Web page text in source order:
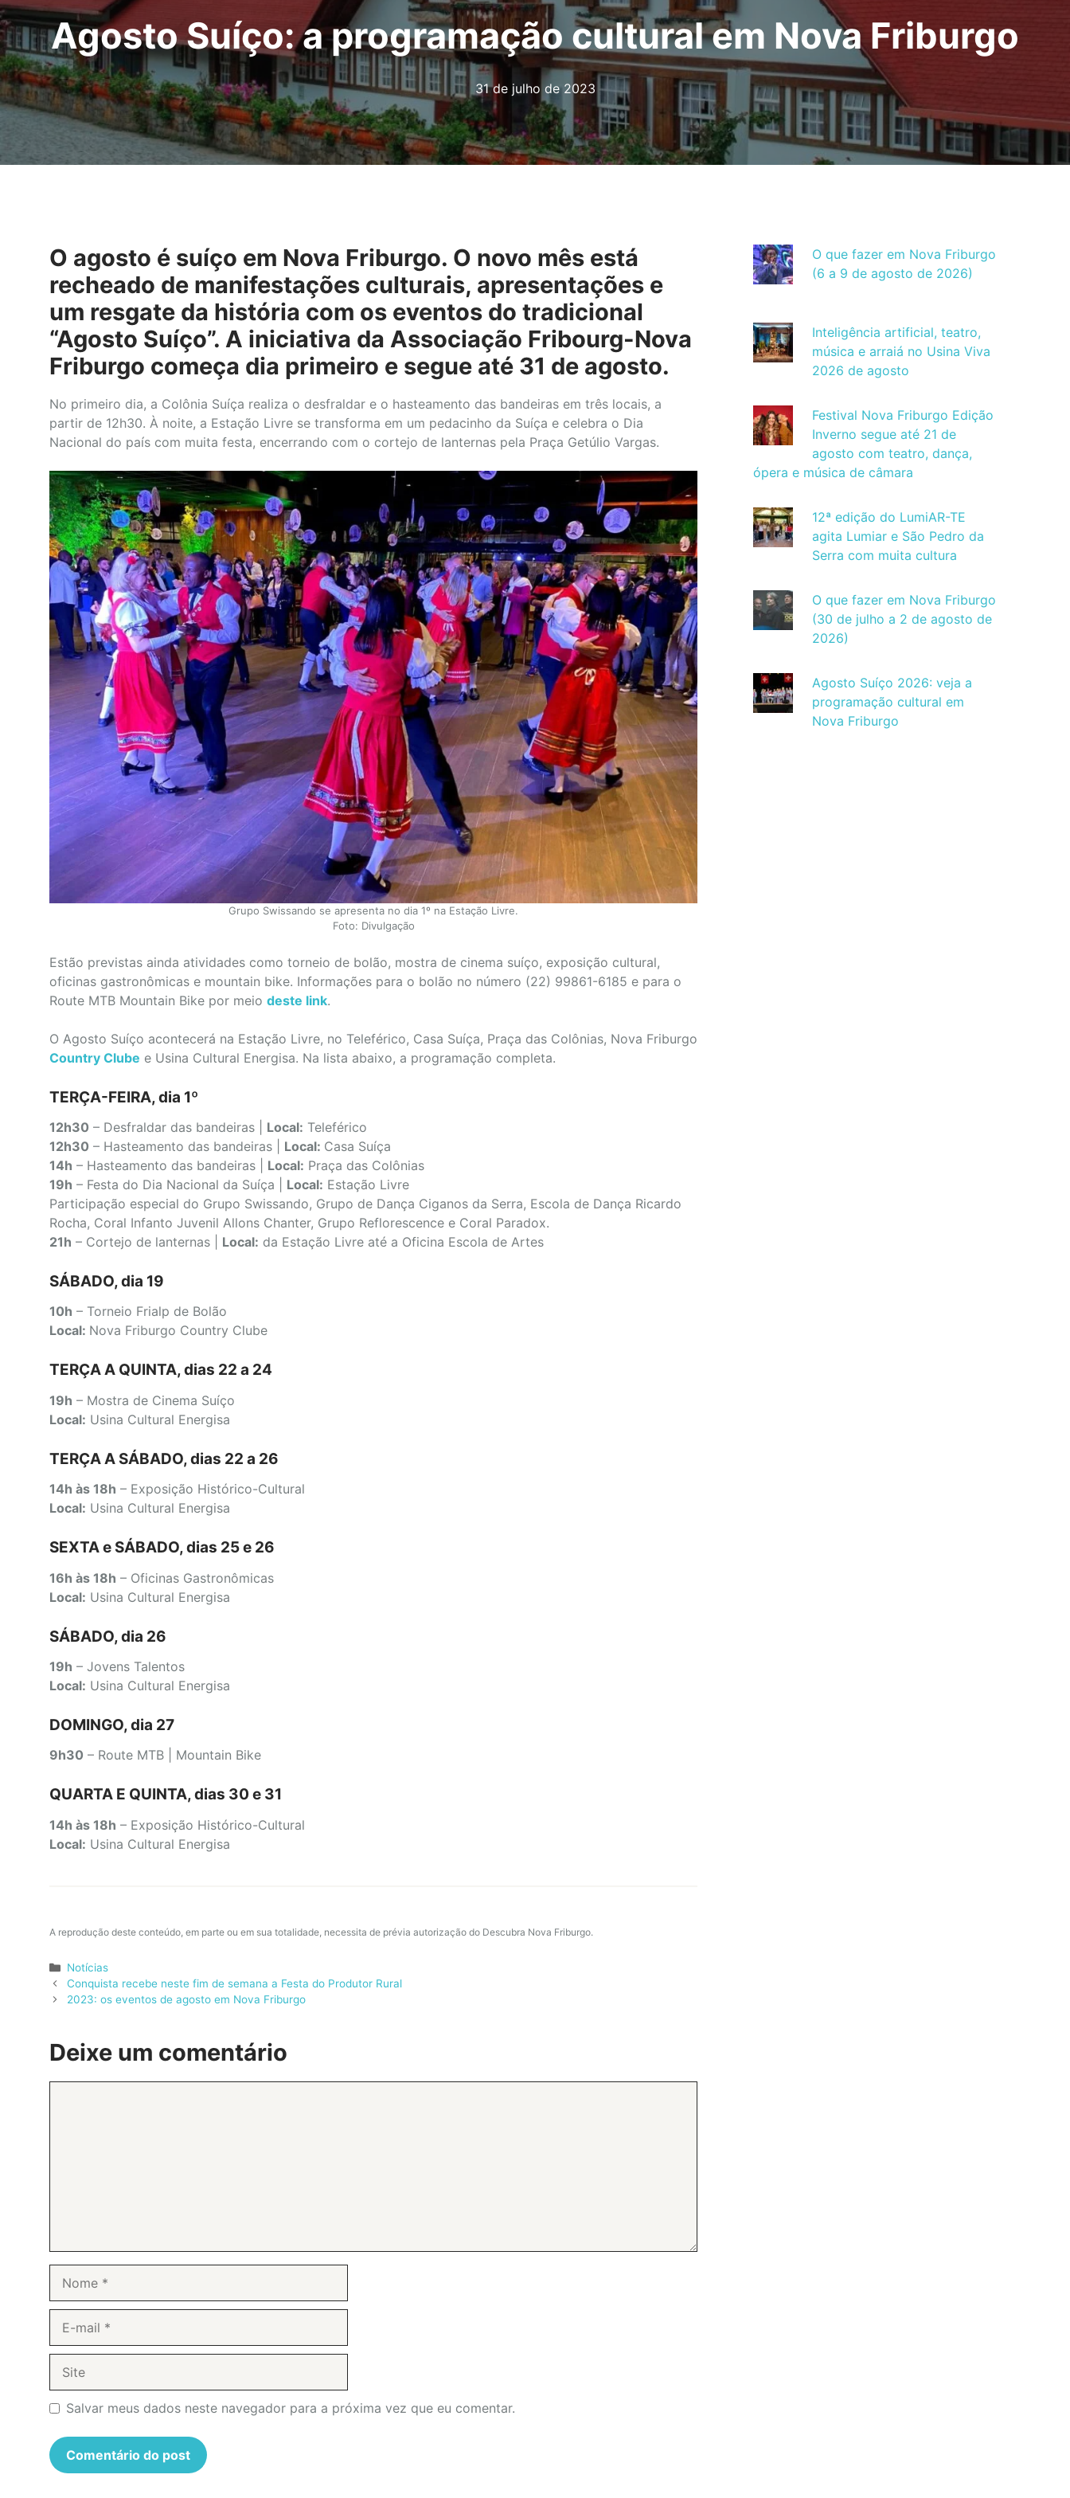
Agosto Suíço: a programação cultural em Nova Friburgo
31 de julho de 2023
O agosto é suíço em Nova Friburgo. O novo mês está
recheado de manifestações culturais, apresentações e
um resgate da história com os eventos do tradicional
“Agosto Suíço”. A iniciativa da Associação Fribourg-Nova
Friburgo começa dia primeiro e segue até 31 de agosto.
No primeiro dia, a Colônia Suíça realiza o desfraldar e o hasteamento das bandeiras em três locais, a
partir de 12h30. À noite, a Estação Livre se transforma em um pedacinho da Suíça e celebra o Dia
Nacional do país com muita festa, encerrando com o cortejo de lanternas pela Praça Getúlio Vargas.
Grupo Swissando se apresenta no dia 1º na Estação Livre.
Foto: Divulgação
Estão previstas ainda atividades como torneio de bolão, mostra de cinema suíço, exposição cultural,
oficinas gastronômicas e mountain bike. Informações para o bolão no número (22) 99861-6185 e para o
Route MTB Mountain Bike por meio deste link.
O Agosto Suíço acontecerá na Estação Livre, no Teleférico, Casa Suíça, Praça das Colônias, Nova Friburgo
Country Clube e Usina Cultural Energisa. Na lista abaixo, a programação completa.
TERÇA-FEIRA, dia 1º
12h30 – Desfraldar das bandeiras | Local: Teleférico
12h30 – Hasteamento das bandeiras | Local: Casa Suíça
14h – Hasteamento das bandeiras | Local: Praça das Colônias
19h – Festa do Dia Nacional da Suíça | Local: Estação Livre
Participação especial do Grupo Swissando, Grupo de Dança Ciganos da Serra, Escola de Dança Ricardo
Rocha, Coral Infanto Juvenil Allons Chanter, Grupo Reflorescence e Coral Paradox.
21h – Cortejo de lanternas | Local: da Estação Livre até a Oficina Escola de Artes
SÁBADO, dia 19
10h – Torneio Frialp de Bolão
Local: Nova Friburgo Country Clube
TERÇA A QUINTA, dias 22 a 24
19h – Mostra de Cinema Suíço
Local: Usina Cultural Energisa
TERÇA A SÁBADO, dias 22 a 26
14h às 18h – Exposição Histórico-Cultural
Local: Usina Cultural Energisa
SEXTA e SÁBADO, dias 25 e 26
16h às 18h – Oficinas Gastronômicas
Local: Usina Cultural Energisa
SÁBADO, dia 26
19h – Jovens Talentos
Local: Usina Cultural Energisa
DOMINGO, dia 27
9h30 – Route MTB | Mountain Bike
QUARTA E QUINTA, dias 30 e 31
14h às 18h – Exposição Histórico-Cultural
Local: Usina Cultural Energisa
A reprodução deste conteúdo, em parte ou em sua totalidade, necessita de prévia autorização do Descubra Nova Friburgo.
Categorias
Notícias
Conquista recebe neste fim de semana a Festa do Produtor Rural
2023: os eventos de agosto em Nova Friburgo
Deixe um comentário
mail
Salvar meus dados neste navegador para a próxima vez que eu comentar.
O que fazer em Nova Friburgo
(6 a 9 de agosto de 2026)
Inteligência artificial, teatro,
música e arraiá no Usina Viva
2026 de agosto
Festival Nova Friburgo Edição
Inverno segue até 21 de
agosto com teatro, dança,
ópera e música de câmara
12ª edição do LumiAR-TE
agita Lumiar e São Pedro da
Serra com muita cultura
O que fazer em Nova Friburgo
(30 de julho a 2 de agosto de
2026)
Agosto Suíço 2026: veja a
programação cultural em
Nova Friburgo